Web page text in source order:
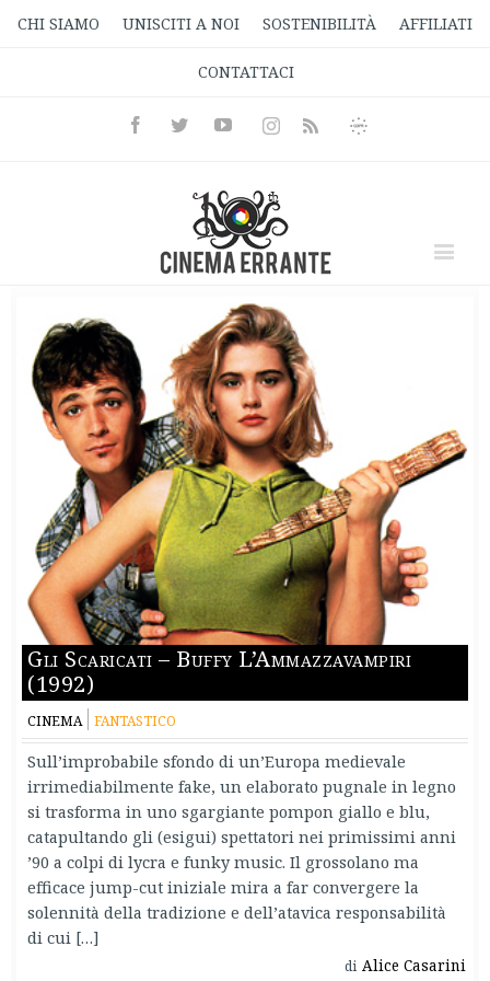
CHI SIAMO UNISCITI A NOI SOSTENIBILITÀ AFFILIATI
CONTATTACI
FacebookTwitterYoutubeInstagramRss
Informativa
Gli Scaricati – Buffy L’Ammazzavampiri
(1992)
CINEMA FANTASTICO
Sull’improbabile sfondo di un’Europa medievale
irrimediabilmente fake, un elaborato pugnale in legno
si trasforma in uno sgargiante pompon giallo e blu,
catapultando gli (esigui) spettatori nei primissimi anni
’90 a colpi di lycra e funky music. Il grossolano ma
efficace jump-cut iniziale mira a far convergere la
solennità della tradizione e dell’atavica responsabilità
di cui […]
di Alice Casarini